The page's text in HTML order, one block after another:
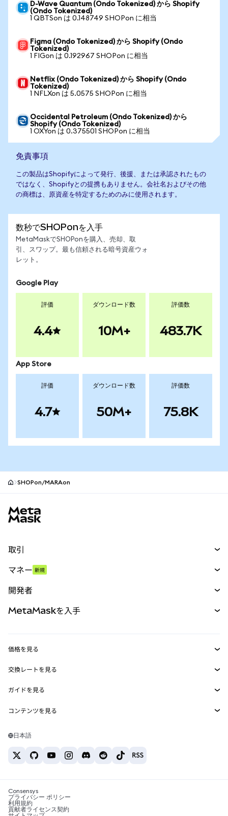
D-Wave Quantum (Ondo Tokenized) から Shopify
(Ondo Tokenized)
1 QBTSon は 0.148749 SHOPon に相当
Figma (Ondo Tokenized) から Shopify (Ondo
Tokenized)
1 FIGon は 0.192967 SHOPon に相当
Netflix (Ondo Tokenized) から Shopify (Ondo
Tokenized)
1 NFLXon は 5.0575 SHOPon に相当
Occidental Petroleum (Ondo Tokenized) から
Shopify (Ondo Tokenized)
1 OXYon は 0.375501 SHOPon に相当
免責事項
この製品はShopifyによって発行、後援、または承認されたもの
ではなく、Shopifyとの提携もありません。会社名およびその他
の商標は、原資産を特定するためのみに使用されます。
数秒でSHOPonを入手
MetaMaskでSHOPonを購入、売却、取
引、スワップ。最も信頼される暗号資産ウォ
レット。
Google Play
評価
4.4
ダウンロード数
10M+
評価数
483.7K
App Store
評価
4.7
ダウンロード数
50M+
評価数
75.8K
SHOPon/MARAon
取引
パーペチュアル
RWA
マネー 新規
開発者
MetaMask Connect
Snaps
Web3サービス
MetaMaskを入手
セキュリティ
サポート
キャリア
お問い合わせ
価格を見る
イーサリアムの価格
Solanaの価格
Tetherの価格
交換レートを見る
ETH→USD
USDT→INR
BTC→INR
ETH→USDT
ガイドを見る
ETHの購入
USDTの購入
SHIBの購入
BNBの購入
コンテンツを見る
Solanaウォレット
税制関連ニュース
暗号資産の購入方法は？
日本語
Consensys
プライバシー ポリシー
利用規約
貢献者ライセンス契約